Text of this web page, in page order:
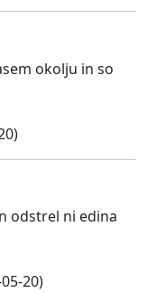
okolju in so
odstrel ni edina
20)